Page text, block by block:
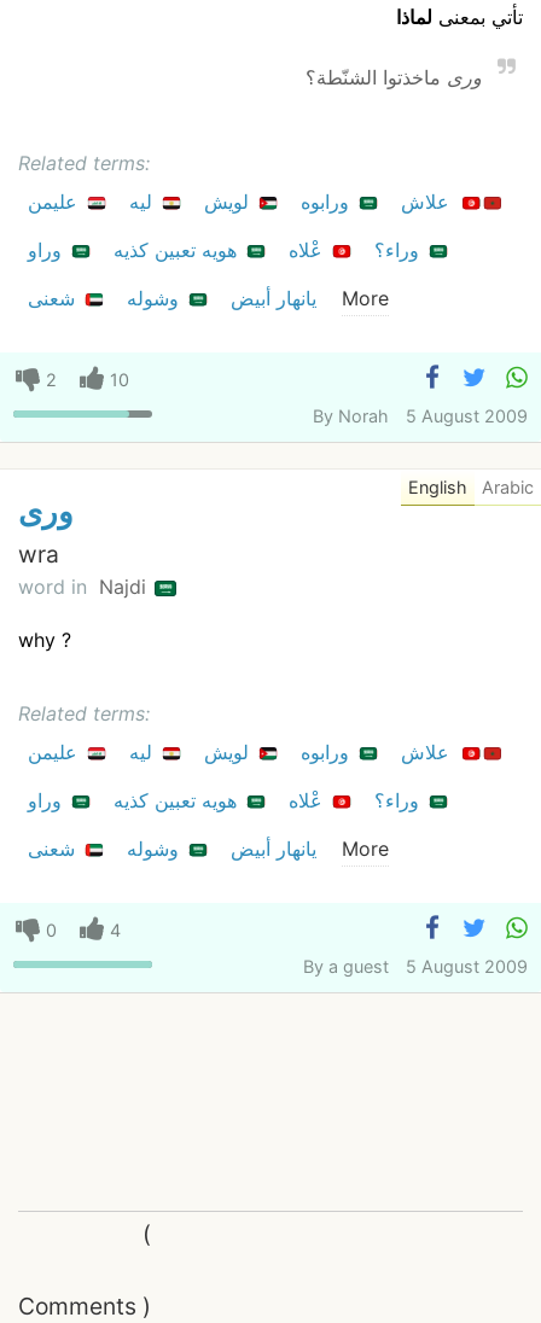
تأتي بمعنى لماذا
ورى ماخذتوا الشنّطة؟
Related terms:
عليمن
ليه لويش ورابوه
علاش
وراو
هويه تعبين كذيه عْلاه
وراء؟
شعنى
وشوله يانهار أبيض More
2
10
By Norah 5 August 2009
ورى
wra
word in Najdi
why ?
English Arabic
Related terms:
عليمن
ليه لويش ورابوه
علاش
وراو
هويه تعبين كذيه عْلاه
وراء؟
شعنى
وشوله يانهار أبيض More
0
4
By a guest 5 August 2009
Comments
(
)